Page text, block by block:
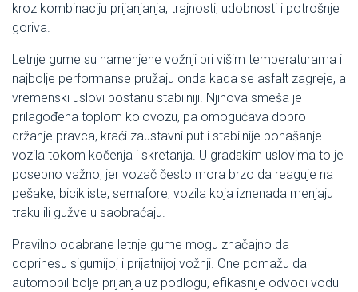
kroz kombinaciju prijanjanja, trajnosti, udobnosti i potrošnje
goriva.
Letnje gume su namenjene vožnji pri višim temperaturama i
najbolje performanse pružaju onda kada se asfalt zagreje, a
vremenski uslovi postanu stabilniji. Njihova smeša je
prilagođena toplom kolovozu, pa omogućava dobro
držanje pravca, kraći zaustavni put i stabilnije ponašanje
vozila tokom kočenja i skretanja. U gradskim uslovima to je
posebno važno, jer vozač često mora brzo da reaguje na
pešake, bicikliste, semafore, vozila koja iznenada menjaju
traku ili gužve u saobraćaju.
Pravilno odabrane letnje gume mogu značajno da
doprinesu sigurnijoj i prijatnijoj vožnji. One pomažu da
automobil bolje prijanja uz podlogu, efikasnije odvodi vodu